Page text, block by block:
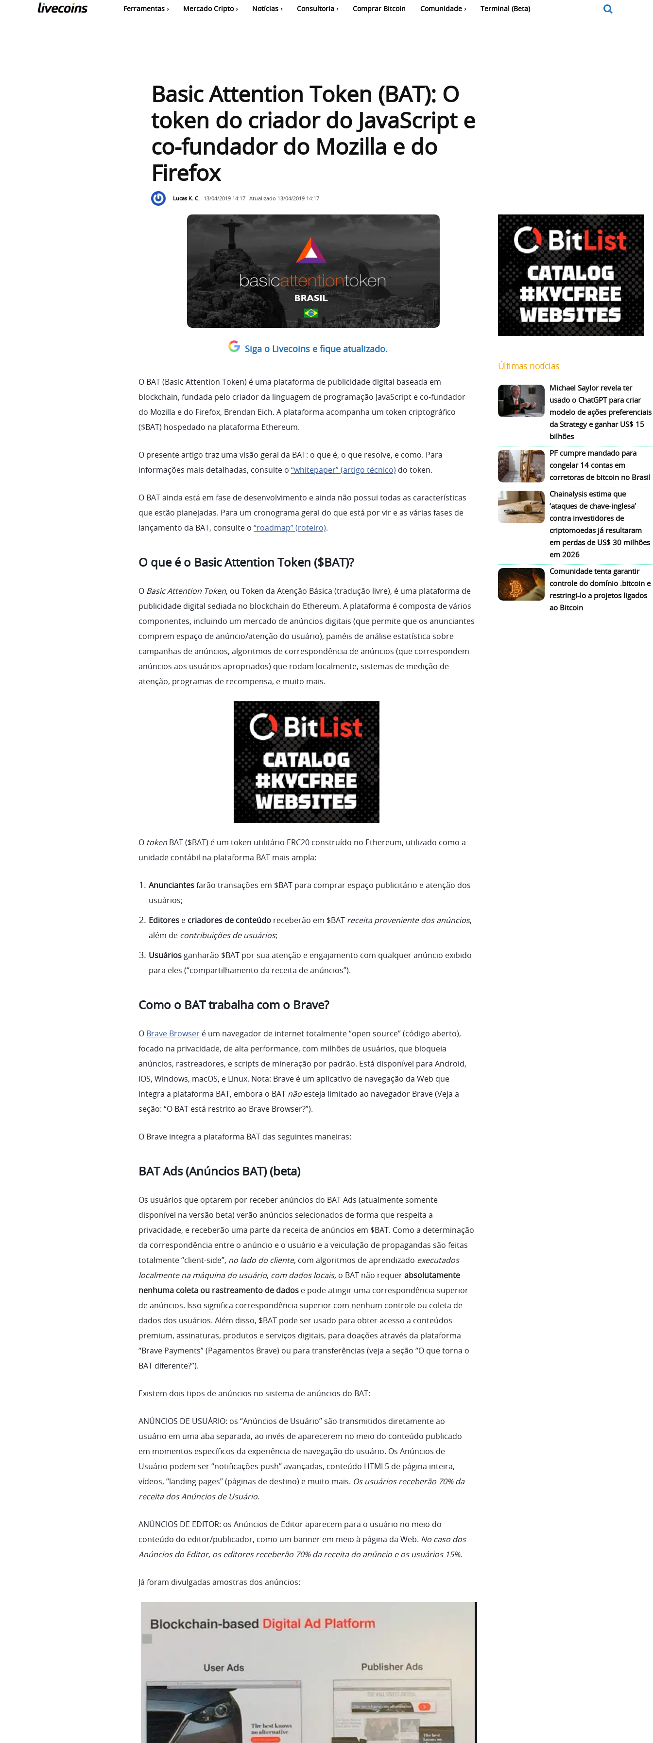
Ferramentas Mercado Cripto Notícias Consultoria Comprar Bitcoin Comunidade Terminal (Beta)
Basic Attention Token (BAT): O
token do criador do JavaScript e
co-fundador do Mozilla e do
Firefox
Lucas K. C. 13/04/2019 14:17 Atualizado 13/04/2019 14:17
Siga o Livecoins e fique atualizado.
O BAT (Basic Attention Token) é uma plataforma de publicidade digital baseada em
blockchain, fundada pelo criador da linguagem de programação JavaScript e co-fundador
do Mozilla e do Firefox, Brendan Eich. A plataforma acompanha um token criptográfico
($BAT) hospedado na plataforma Ethereum.
O presente artigo traz uma visão geral da BAT: o que é, o que resolve, e como. Para
informações mais detalhadas, consulte o “whitepaper” (artigo técnico) do token.
O BAT ainda está em fase de desenvolvimento e ainda não possui todas as características
que estão planejadas. Para um cronograma geral do que está por vir e as várias fases de
lançamento da BAT, consulte o “roadmap” (roteiro).
O que é o Basic Attention Token ($BAT)?
O Basic Attention Token, ou Token da Atenção Básica (tradução livre), é uma plataforma de
publicidade digital sediada no blockchain do Ethereum. A plataforma é composta de vários
componentes, incluindo um mercado de anúncios digitais (que permite que os anunciantes
comprem espaço de anúncio/atenção do usuário), painéis de análise estatística sobre
campanhas de anúncios, algoritmos de correspondência de anúncios (que correspondem
anúncios aos usuários apropriados) que rodam localmente, sistemas de medição de
atenção, programas de recompensa, e muito mais.
O token BAT ($BAT) é um token utilitário ERC20 construído no Ethereum, utilizado como a
unidade contábil na plataforma BAT mais ampla:
Anunciantesfarão transações em $BAT para comprar espaço publicitário e atenção dos
usuários;
Editores e criadores de conteúdo receberão em $BAT receita proveniente dos anúncios,
além de contribuições de usuários;
Usuários ganharão $BAT por sua atenção e engajamento com qualquer anúncio exibido
para eles (“compartilhamento da receita de anúncios”).
Como o BAT trabalha com o Brave?
O Brave Browser é um navegador de internet totalmente “open source” (código aberto),
focado na privacidade, de alta performance, com milhões de usuários, que bloqueia
anúncios, rastreadores, e scripts de mineração por padrão. Está disponível para Android,
iOS, Windows, macOS, e Linux. Nota: Brave é um aplicativo de navegação da Web que
integra a plataforma BAT, embora o BAT não esteja limitado ao navegador Brave (Veja a
seção: “O BAT está restrito ao Brave Browser?”).
O Brave integra a plataforma BAT das seguintes maneiras:
BAT Ads (Anúncios BAT) (beta)
Os usuários que optarem por receber anúncios do BAT Ads (atualmente somente
disponível na versão beta) verão anúncios selecionados de forma que respeita a
privacidade, e receberão uma parte da receita de anúncios em $BAT. Como a determinação
da correspondência entre o anúncio e o usuário e a veiculação de propagandas são feitas
totalmente “client-side”, no lado do cliente, com algoritmos de aprendizado executados
localmente na máquina do usuário, com dados locais, o BAT não requerabsolutamente
nenhuma coleta ou rastreamento de dados e pode atingir uma correspondência superior
de anúncios. Isso significa correspondência superior com nenhum controle ou coleta de
dados dos usuários. Além disso, $BAT pode ser usado para obter acesso a conteúdos
premium, assinaturas, produtos e serviços digitais, para doações através da plataforma
“Brave Payments” (Pagamentos Brave) ou para transferências (veja a seção “O que torna o
BAT diferente?”).
Existem dois tipos de anúncios no sistema de anúncios do BAT:
ANÚNCIOS DE USUÁRIO: os “Anúncios de Usuário” são transmitidos diretamente ao
usuário em uma aba separada, ao invés de aparecerem no meio do conteúdo publicado
em momentos específicos da experiência de navegação do usuário. Os Anúncios de
Usuário podem ser “notificações push” avançadas, conteúdo HTML5 de página inteira,
vídeos, “landing pages” (páginas de destino) e muito mais. Os usuários receberão 70% da
receita dos Anúncios de Usuário.
ANÚNCIOS DE EDITOR: os Anúncios de Editor aparecem para o usuário no meio do
conteúdo do editor/publicador, como um banner em meio à página da Web. No caso dos
Anúncios do Editor, os editores receberão 70% da receita do anúncio e os usuários 15%.
Já foram divulgadas amostras dos anúncios:
Últimas notícias
Michael Saylor revela ter
usado o ChatGPT para criar
modelo de ações preferenciais
da Strategy e ganhar US$ 15
bilhões
PF cumpre mandado para
congelar 14 contas em
corretoras de bitcoin no Brasil
Chainalysis estima que
‘ataques de chave-inglesa’
contra investidores de
criptomoedas já resultaram
em perdas de US$ 30 milhões
em 2026
Comunidade tenta garantir
controle do domínio .bitcoin e
restringi-lo a projetos ligados
ao Bitcoin